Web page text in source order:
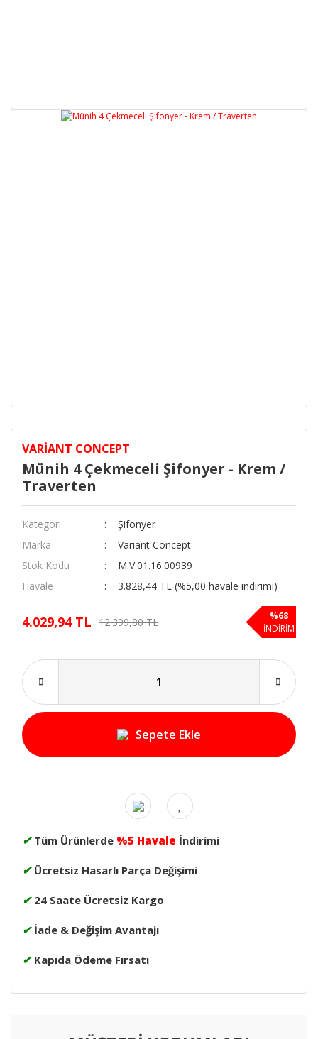
VARIANT CONCEPT
Münih 4 Çekmeceli Şifonyer - Krem /
Traverten
Kategori
Şifonyer
Marka
Variant Concept
Stok Kodu
M.V.01.16.00939
Havale
3.828,44 TL (%5,00 havale indirimi)
4.029,94 TL 12.399,80 TL
%68
İNDİRİM
Sepete Ekle
✔ Tüm Ürünlerde %5 Havale İndirimi
✔ Ücretsiz Hasarlı Parça Değişimi
✔ 24 Saate Ücretsiz Kargo
✔ İade & Değişim Avantajı
✔ Kapıda Ödeme Fırsatı